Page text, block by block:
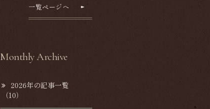
一覧ページへ
Monthly Archive
2026年の記事一覧
（10）